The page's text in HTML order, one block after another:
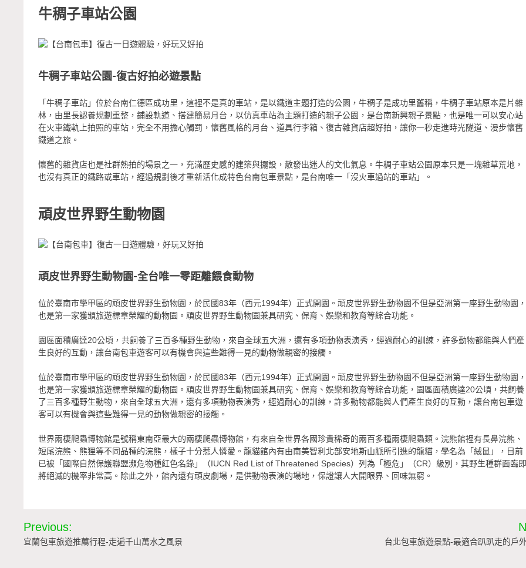
牛稠子車站公園
牛稠子車站公園-復古好拍必遊景點
「牛稠子車站」位於台南仁德區成功里，這裡不是真的車站，是以鐵道主題打造的公園，牛稠子是成功里舊稱，牛稠子車站原本是片雜
林，由里長認養規劃重整，鋪設軌道、搭建簡易月台，以仿真車站為主題打造的親子公園，是台南新興親子景點，也是唯一可以安心站
在火車鐵軌上拍照的車站，完全不用擔心觸罰，懷舊風格的月台、道具行李箱、復古雜貨店超好拍，讓你一秒走進時光隧道、漫步懷舊
鐵道之旅。
懷舊的雜貨店也是社群熱拍的場景之一，充滿歷史感的建築與擺設，散發出迷人的文化氣息。牛稠子車站公園原本只是一塊雜草荒地，
也沒有真正的鐵路或車站，經過規劃後才重新活化成特色台南包車景點，是台南唯一「沒火車過站的車站」。
頑皮世界野生動物園
頑皮世界野生動物園-全台唯一零距離餵食動物
位於臺南市學甲區的頑皮世界野生動物園，於民國83年（西元1994年）正式開園。頑皮世界野生動物園不但是亞洲第一座野生動物園
也是第一家獲頒旅遊標章榮耀的動物園。頑皮世界野生動物園兼具研究、保育、娛樂和教育等綜合功能。
園區面積廣達20公頃，共飼養了三百多種野生動物，來自全球五大洲，還有多項動物表演秀，經過耐心的訓練，許多動物都能與人們產
生良好的互動，讓台南包車遊客可以有機會與這些難得一見的動物做親密的接觸。
位於臺南市學甲區的頑皮世界野生動物園，於民國83年（西元1994年）正式開園。頑皮世界野生動物園不但是亞洲第一座野生動物園
也是第一家獲頒旅遊標章榮耀的動物園。頑皮世界野生動物園兼具研究、保育、娛樂和教育等綜合功能，園區面積廣達20公頃，共飼養
了三百多種野生動物，來自全球五大洲，還有多項動物表演秀，經過耐心的訓練，許多動物都能與人們產生良好的互動，讓台南包車遊
客可以有機會與這些難得一見的動物做親密的接觸。
世界兩棲爬蟲博物館是號稱東南亞最大的兩棲爬蟲博物館，有來自全世界各國珍貴稀奇的兩百多種兩棲爬蟲類。浣熊館裡有長鼻浣熊、
短尾浣熊、熊狸等不同品種的浣熊，樣子十分惹人憐愛。龍貓館內有由南美智利北部安地斯山脈所引進的龍貓，學名為「絨鼠」，目前
已被「國際自然保護聯盟瀕危物種紅色名錄」（IUCN Red List of Threatened Species）列為「極危」（CR）級別，其野生種群面臨
將絕滅的機率非常高。除此之外，館內還有頑皮劇場，是供動物表演的場地，保證讓人大開眼界、回味無窮。
文
章
Previous:
宜蘭包車旅遊推薦行程-走遍千山萬水之風景 台北包車旅遊景點-最適合趴趴走的戶